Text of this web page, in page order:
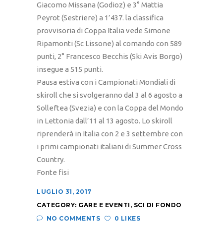
Giacomo Missana (Godioz) e 3° Mattia
Peyrot (Sestriere) a 1’437. la classifica
provvisoria di Coppa Italia vede Simone
Ripamonti (Sc Lissone) al comando con 589
punti, 2° Francesco Becchis (Ski Avis Borgo)
insegue a 515 punti.
Pausa estiva con i Campionati Mondiali di
skiroll che si svolgeranno dal 3 al 6 agosto a
Solleftea (Svezia) e con la Coppa del Mondo
in Lettonia dall’11 al 13 agosto. Lo skiroll
riprenderà in Italia con 2 e 3 settembre con
i primi campionati italiani di Summer Cross
Country.
Fonte fisi
LUGLIO 31, 2017
CATEGORY: GARE E EVENTI , SCI DI FONDO
NO COMMENTS
0 LIKES